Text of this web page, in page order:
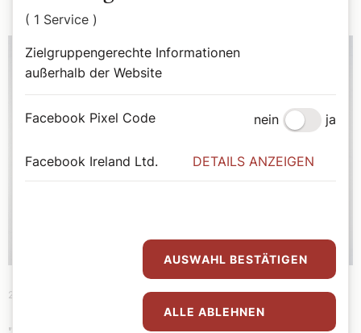
2. Juni 2019
( 1 Service )
Zielgruppengerechte Informationen
außerhalb der Website
Facebook Pixel Code nein ja
Facebook Ireland Ltd. DETAILS ANZEIGEN
AUSWAHL BESTÄTIGEN
ALLE ABLEHNEN